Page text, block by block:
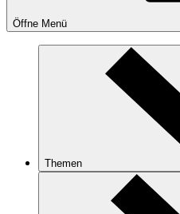
Öffne Menü
Themen